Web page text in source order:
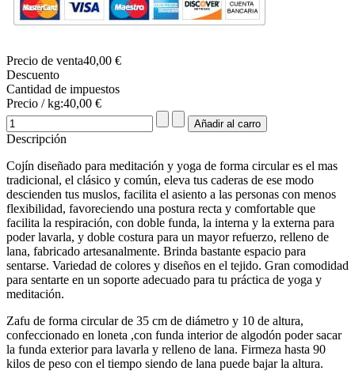
Precio de venta40,00 €
Descuento
Cantidad de impuestos
Precio / kg:40,00 €
Descripción
Cojín diseñado para meditación y yoga de forma circular es el mas
tradicional, el clásico y común, eleva tus caderas de ese modo
descienden tus muslos, facilita el asiento a las personas con menos
flexibilidad, favoreciendo una postura recta y comfortable que
facilita la respiración, con doble funda, la interna y la externa para
poder lavarla, y doble costura para un mayor refuerzo, relleno de
lana, fabricado artesanalmente. Brinda bastante espacio para
sentarse. Variedad de colores y diseños en el tejido. Gran comodidad
para sentarte en un soporte adecuado para tu práctica de yoga y
meditación.
Zafu de forma circular de 35 cm de diámetro y 10 de altura,
confeccionado en loneta ,con funda interior de algodón poder sacar
la funda exterior para lavarla y relleno de lana. Firmeza hasta 90
kilos de peso con el tiempo siendo de lana puede bajar la altura.